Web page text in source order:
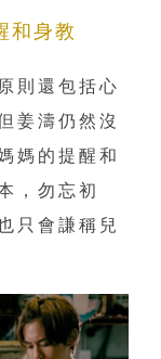
和身教
則還包括心
姜濤仍然沒
媽的提醒和
，勿忘初
只會謙稱兒